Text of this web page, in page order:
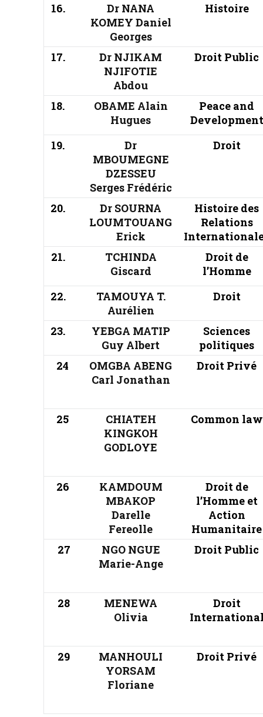
16.
Dr NANA
KOMEY Daniel
Georges
Histoire
17.
Dr NJIKAM
NJIFOTIE
Abdou
Droit Public
18.
OBAME Alain
Hugues
Peace and
Development
19.
Dr
MBOUMEGNE
DZESSEU
Serges Frédéric
Droit
20.
Dr SOURNA
LOUMTOUANG
Erick
Histoire des
Relations
21.
TCHINDA
Giscard
Droit de
l’Homme
22.
TAMOUYA T.
Aurélien
Droit
23.
YEBGA MATIP
Guy Albert
Sciences
politiques
24
OMGBA ABENG
Carl Jonathan
Droit Privé
25
CHIATEH
KINGKOH
GODLOYE
Common law
26
KAMDOUM
MBAKOP
Darelle
Fereolle
Droit de
l’Homme et
Action
Humanitaire
27
NGO NGUE
Marie-Ange
Droit Public
28
MENEWA
Olivia
Droit
29
MANHOULI
YORSAM
Floriane
Droit Privé